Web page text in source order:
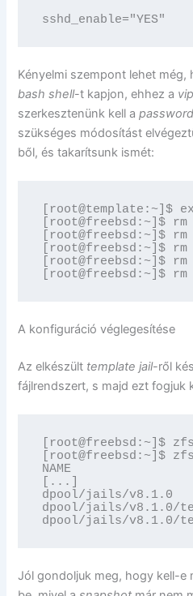
sshd_enable="YES"
Kényelmi szempont lehet
bash shell-t kapjon, ehhez a
szerkesztenünk kell apassword
szükséges módosítást
ből, és takarítsunk ismét:
[root@template:~]$
[root@freebsd:~]$
[root@freebsd:~]$
[root@freebsd:~]$
[root@freebsd:~]$
[root@freebsd:~]$
A konfiguráció véglegesítése
Az elkészült template jail-ről
fájlrendszert, s majd ezt fogjuk
[root@freebsd:~]$
[root@freebsd:~]$
NAME
[...]
dpool/jails/v8.1.0
dpool/jails/v8.1.0/
dpool/jails/v8.1.0/
Jól gondoljuk meg, hogy kell-e